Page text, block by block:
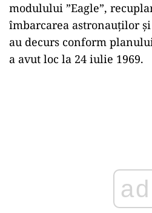
modulului ”Eagle”,
îmbarcarea astronauţilor
au decurs conform
a avut loc la 24 iulie 1969.
ad